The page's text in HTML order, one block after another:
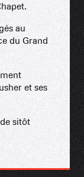
au
du Grand
et ses
sitôt